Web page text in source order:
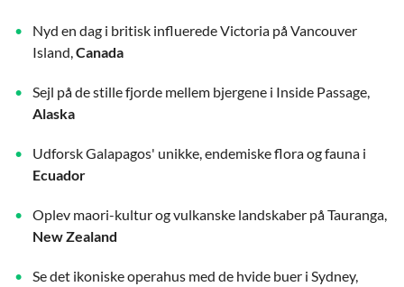
Nyd en dag i britisk influerede Victoria på Vancouver
Island, Canada
Sejl på de stille fjorde mellem bjergene i Inside Passage,
Alaska
Udforsk Galapagos' unikke, endemiske flora og fauna i
Ecuador
Oplev maori-kultur og vulkanske landskaber på Tauranga,
New Zealand
Se det ikoniske operahus med de hvide buer i Sydney,